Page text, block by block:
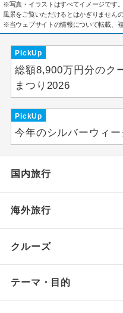
※写真・イラストはすべてイメージです
風景をご覧いただけるとはかぎりません
※当ウェブサイトの情報について転載、
PickUp
総額8,900万円分のク
まつり2026
PickUp
今年のシルバーウィー
国内旅行
海外旅行
クルーズ
テーマ・目的